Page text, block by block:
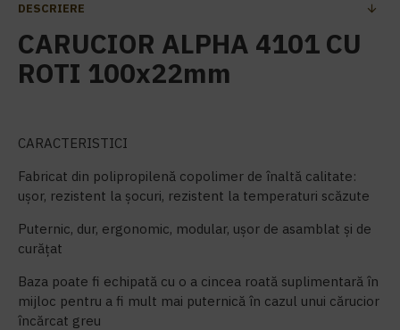
DESCRIERE
CARUCIOR ALPHA 4101 CU
ROTI 100x22mm
CARACTERISTICI
Fabricat din polipropilenă copolimer de înaltă calitate:
ușor, rezistent la șocuri, rezistent la temperaturi scăzute
Puternic, dur, ergonomic, modular, ușor de asamblat și de
curățat
Baza poate fi echipată cu o a cincea roată suplimentară în
mijloc pentru a fi mult mai puternică în cazul unui cărucior
încărcat greu